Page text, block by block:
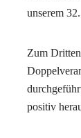
unserem
Zum
positiv